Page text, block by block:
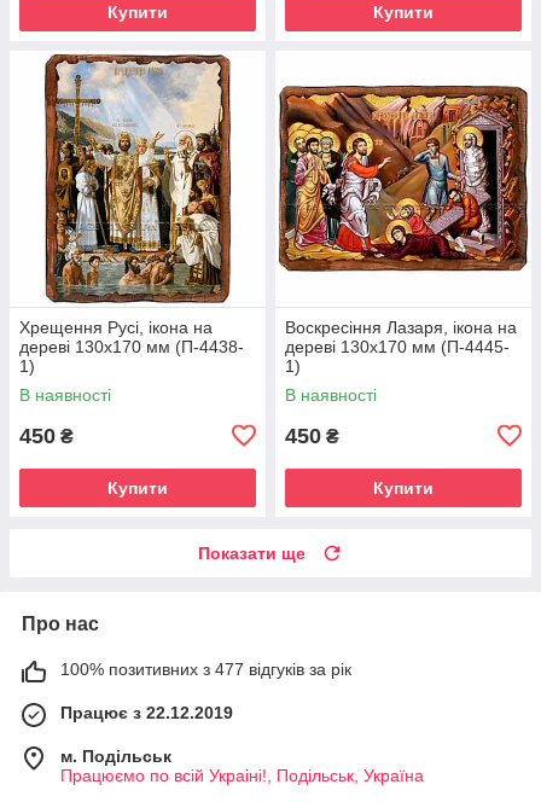
Купити Купити
Хрещення Русі, ікона на
дереві 130х170 мм (П-4438-
1)
В наявності
450 ₴
Купити
Воскресіння Лазаря, ікона на
дереві 130х170 мм (П-4445-
1)
В наявності
450 ₴
Купити
Показати ще
Про нас
100% позитивних з 477 відгуків за рік
Працює з 22.12.2019
м. Подільськ
Працюємо по всій Украіні!, Подільськ, Україна